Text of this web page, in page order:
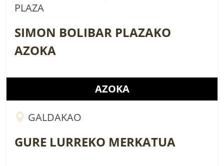
PLAZA
SIMON BOLIBAR PLAZAKO
AZOKA
AZOKA
GALDAKAO
GURE LURREKO MERKATUA